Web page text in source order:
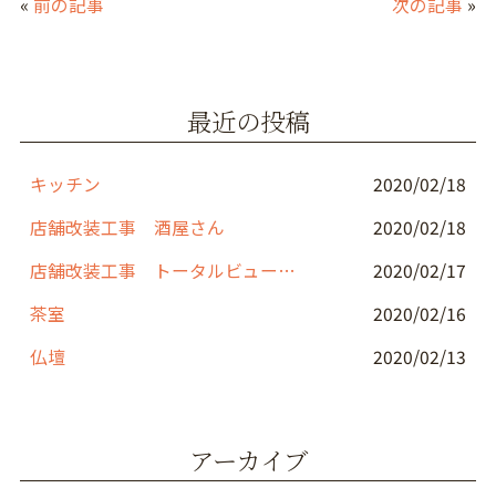
e
o
k
« 前の記事 次の記事 »
最近の投稿
キッチン
2020/02/18
店舗改装工事 酒屋さん
2020/02/18
店舗改装工事 トータルビューティーサロン
2020/02/17
茶室
2020/02/16
仏壇
2020/02/13
アーカイブ